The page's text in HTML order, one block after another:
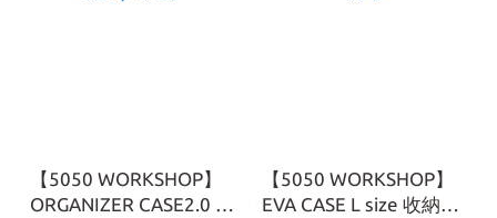
【5050 WORKSHOP】
ORGANIZER CASE2.0 收
【5050 WORKSHOP】
EVA CASE L size 收納盒-